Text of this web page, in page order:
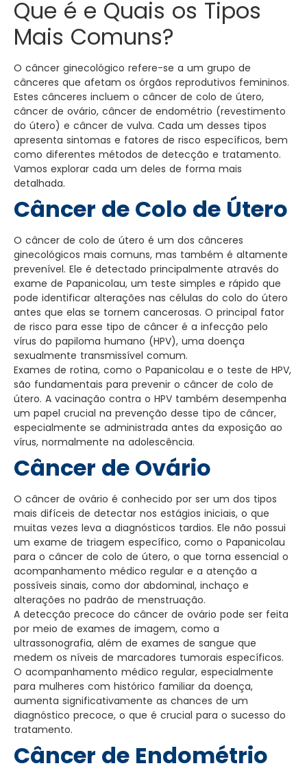
Que é e Quais os Tipos
Mais Comuns?
O câncer ginecológico refere-se a um grupo de
cânceres que afetam os órgãos reprodutivos femininos.
Estes cânceres incluem o câncer de colo de útero,
câncer de ovário, câncer de endométrio (revestimento
do útero) e câncer de vulva. Cada um desses tipos
apresenta sintomas e fatores de risco específicos, bem
como diferentes métodos de detecção e tratamento.
Vamos explorar cada um deles de forma mais
detalhada.
Câncer de Colo de Útero
O câncer de colo de útero é um dos cânceres
ginecológicos mais comuns, mas também é altamente
prevenível. Ele é detectado principalmente através do
exame de Papanicolau, um teste simples e rápido que
pode identificar alterações nas células do colo do útero
antes que elas se tornem cancerosas. O principal fator
de risco para esse tipo de câncer é a infecção pelo
vírus do papiloma humano (HPV), uma doença
sexualmente transmissível comum.
Exames de rotina, como o Papanicolau e o teste de HPV,
são fundamentais para prevenir o câncer de colo de
útero. A vacinação contra o HPV também desempenha
um papel crucial na prevenção desse tipo de câncer,
especialmente se administrada antes da exposição ao
vírus, normalmente na adolescência.
Câncer de Ovário
O câncer de ovário é conhecido por ser um dos tipos
mais difíceis de detectar nos estágios iniciais, o que
muitas vezes leva a diagnósticos tardios. Ele não possui
um exame de triagem específico, como o Papanicolau
para o câncer de colo de útero, o que torna essencial o
acompanhamento médico regular e a atenção a
possíveis sinais, como dor abdominal, inchaço e
alterações no padrão de menstruação.
A detecção precoce do câncer de ovário pode ser feita
por meio de exames de imagem, como a
ultrassonografia, além de exames de sangue que
medem os níveis de marcadores tumorais específicos.
O acompanhamento médico regular, especialmente
para mulheres com histórico familiar da doença,
aumenta significativamente as chances de um
diagnóstico precoce, o que é crucial para o sucesso do
tratamento.
Câncer de Endométrio